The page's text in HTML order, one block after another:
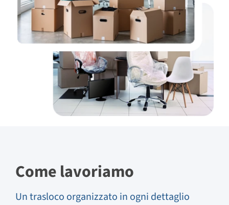
Come lavoriamo
Un trasloco organizzato in ogni dettaglio